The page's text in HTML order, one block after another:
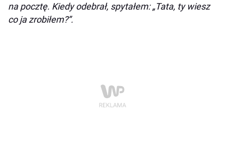
na pocztę. Kiedy odebrał, spytałem: „Tata, ty wiesz
co ja zrobiłem?”.